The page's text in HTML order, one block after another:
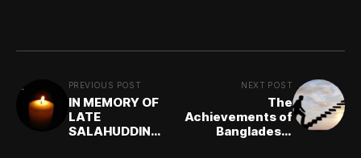
PREVIOUS POST
IN MEMORY OF
LATE
SALAHUDDIN
NEXT POST
The
Achievements of
Bangladeshi